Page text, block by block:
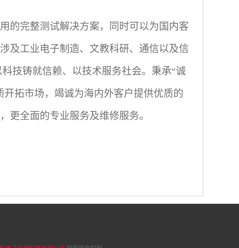
的完整测试解决方案，同时可以为国内客
及工业电子制造、文教科研、通信以及信
科技铸就信赖、以技术服务社会。秉承“诚
拓市场，竭诚为海内外客户提供优质的
更全面的专业服务及维修服务。